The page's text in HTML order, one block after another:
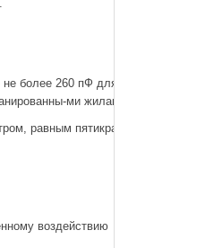
не более 260 пФ для
ми жилами.
равным пятикратному
воздействию